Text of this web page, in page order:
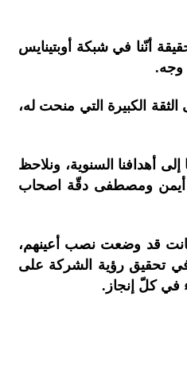
أنّنا في شبكة أوبتينايس
وجه.
الكبيرة التي منحت له،
أهدافنا السنوية، ونلاحظ
أيمن ومصطفى دقّة اصحاب
كانت قد وضعت نصب أعينهم،
في تحقيق رؤية الشركة على
في كلّ إنجاز.